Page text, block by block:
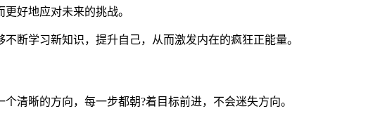
好地应对未来的挑战。
断学习新知识，提升自己，从而激发内在的疯狂正能量。
清晰的方向，每一步都朝?着目标前进，不会迷失方向。